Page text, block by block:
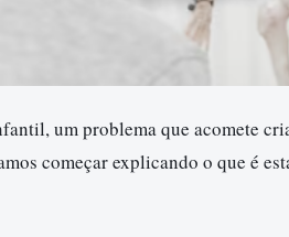
um problema que acomete
começar explicando o que é